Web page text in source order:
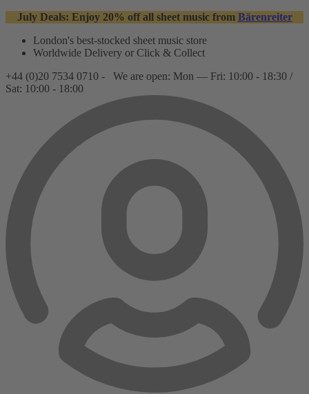
July Deals: Enjoy 20% off all sheet music from Bärenreiter
London's best-stocked sheet music store
Worldwide Delivery or Click & Collect
+44 (0)20 7534 0710 -
We are open: Mon — Fri: 10:00 - 18:30 /
Sat: 10:00 - 18:00